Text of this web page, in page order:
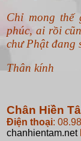
Chỉ mong thế
phúc, ai rồi
chư Phật đang
Thân kính
Chân Hiền
Điện thoại:
chanhientam.net